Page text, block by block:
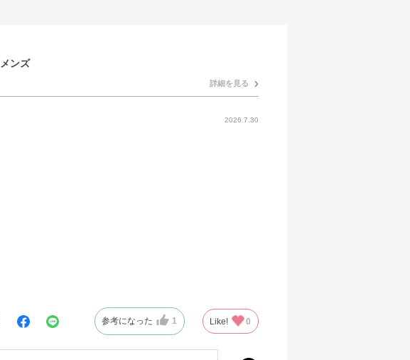
ンズ
詳細を見る
2026.7.30
参考になった 1 Like! 0